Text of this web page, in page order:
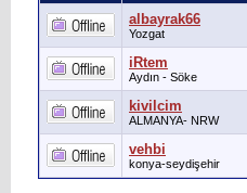
albayrak66
Yozgat
iRtem
Aydın - Söke
kivilcim
ALMANYA- NRW
vehbi
konya-seydişehir